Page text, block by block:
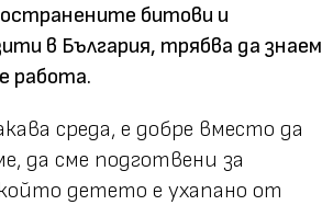
битови и
в България, трябва да знаем
работа.
среда, е добре вместо да
да сме подготвени за
детето е ухапано от